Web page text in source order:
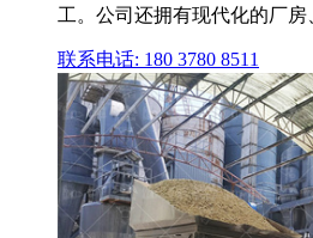
工。公司还拥有现代化的厂房
联系电话: 180 3780 8511